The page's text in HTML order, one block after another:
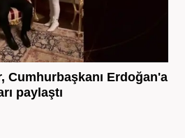
Cumhurbaşkanı Erdoğan'a
paylaştı